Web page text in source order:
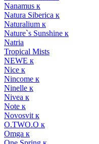
Nanamus к
Natura Siberica к
Naturalium к
Nature`s Sunshine к
Natria
Tropical Mists
NEWE к
Nice к
Nincome к
Ninelle к
Nivea к
Note к
Novosvit к
O.TWO.O к
Omga к